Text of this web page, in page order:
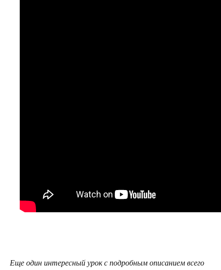
Еще один интересный урок с подробным описанием всего